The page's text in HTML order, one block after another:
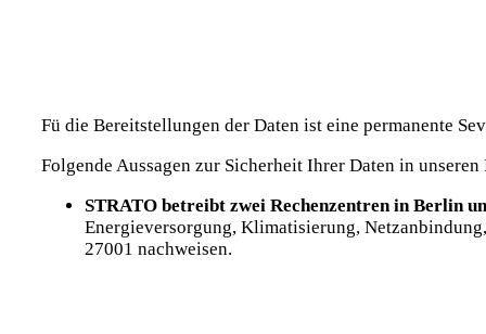
Fü die Bereitstellungen der Daten ist eine permanente
Folgende Aussagen zur Sicherheit Ihrer Daten in
STRATO betreibt zwei Rechenzentren in Berlin
Energieversorgung, Klimatisierung,
27001 nachweisen.